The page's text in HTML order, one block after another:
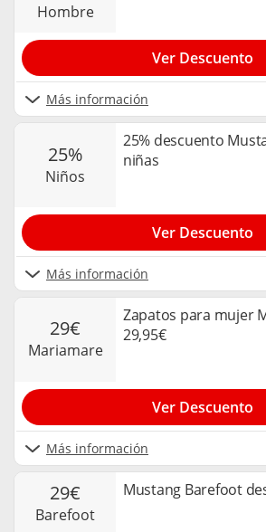
hombre
Más información
Ver Descuento
25%
niños
25% descuento
niñas
Más información
Ver Descuento
29€
mariamare
Zapatos para mujer
29,95€
Más información
Ver Descuento
29€
barefoot
Mustang Barefoot